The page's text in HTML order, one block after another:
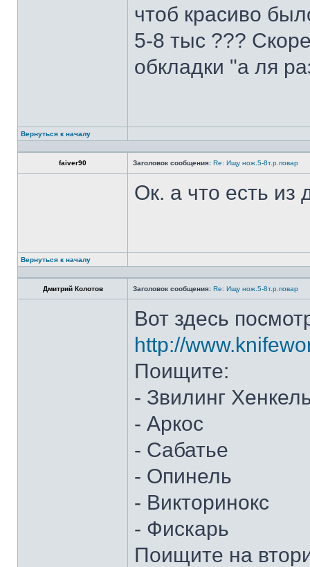
чтоб красиво
5-8 тыс ???
обкладки "а ля
Вернуться к началу
faiver90 Заголовок сообщения: Re: Ищу нож.5-8т.р.повар
Ок. а что есть из
Вернуться к началу
Дмитрий Колотов Заголовок сообщения: Re: Ищу нож.5-8т.р.повар
Вот здесь
http://
Поищите:
- Звилинг
- Аркос
- Сабатье
- Опинель
- Викторинокс
- Фискарь
Поищите на